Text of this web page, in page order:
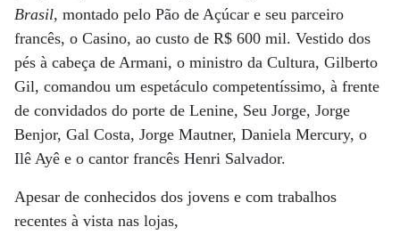
Brasil, montado pelo Pão de Açúcar e seu parceiro
francês, o Casino, ao custo de R$ 600 mil. Vestido dos
pés à cabeça de Armani, o ministro da Cultura, Gilberto
Gil, comandou um espetáculo competentíssimo, à frente
de convidados do porte de Lenine, Seu Jorge, Jorge
Benjor, Gal Costa, Jorge Mautner, Daniela Mercury, o
Ilê Ayê e o cantor francês Henri Salvador.
Apesar de conhecidos dos jovens e com trabalhos
recentes à vista nas lojas,